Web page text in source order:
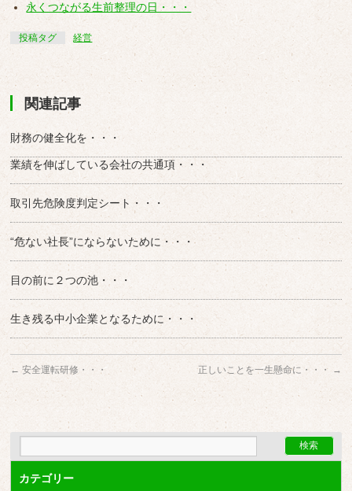
永くつながる生前整理の日・・・
投稿タグ 経営
関連記事
財務の健全化を・・・
業績を伸ばしている会社の共通項・・・
取引先危険度判定シート・・・
“危ない社長”にならないために・・・
目の前に２つの池・・・
生き残る中小企業となるために・・・
← 安全運転研修・・・ 正しいことを一生懸命に・・・ →
カテゴリー